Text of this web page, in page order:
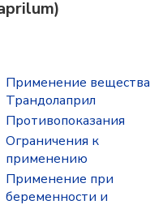
Применение вещества
Трандолаприл
Противопоказания
Ограничения к
применению
Применение при
беременности и